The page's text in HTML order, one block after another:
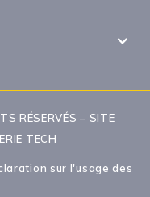
RÉSERVÉS – SITE
TECH
sur l'usage des